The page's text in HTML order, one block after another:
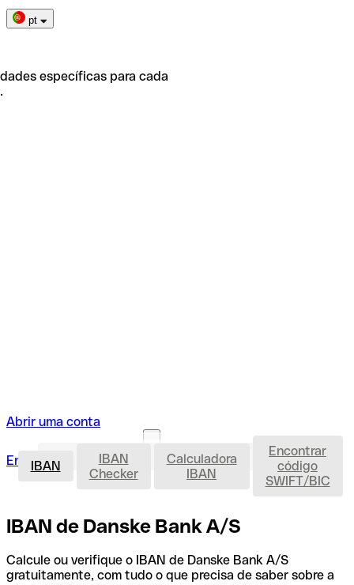
pt
específicas para cada
Abrir uma conta
Entrar Abrir uma conta IBAN
IBAN
IBAN
Checker
Calculadora
IBAN
Encontrar
código
SWIFT/BIC
IBAN de Danske Bank A/S
Calcule ou verifique o IBAN de Danske Bank A/S
gratuitamente, com tudo o que precisa de saber sobre a